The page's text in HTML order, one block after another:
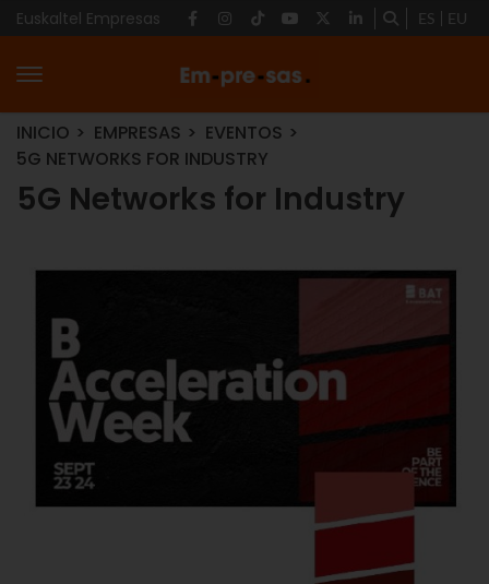
Euskaltel Empresas ES EU
INICIO EMPRESAS
EVENTOS
5G NETWORKS FOR INDUSTRY
5G Networks for Industry